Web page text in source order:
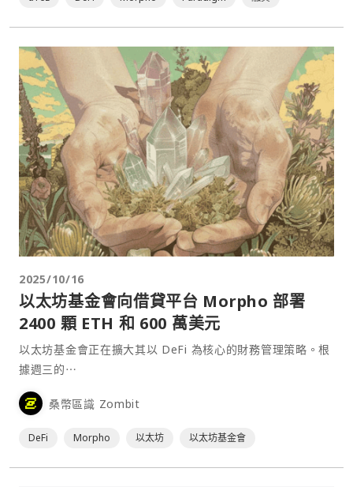
2025/10/16
以太坊基金會向借貸平台 Morpho 部署
2400 顆 ETH 和 600 萬美元
以太坊基金會正在擴大其以 DeFi 為核心的財務管理策略。根
據週三的⋯
桑幣區識 Zombit
DeFi Morpho 以太坊 以太坊基金會